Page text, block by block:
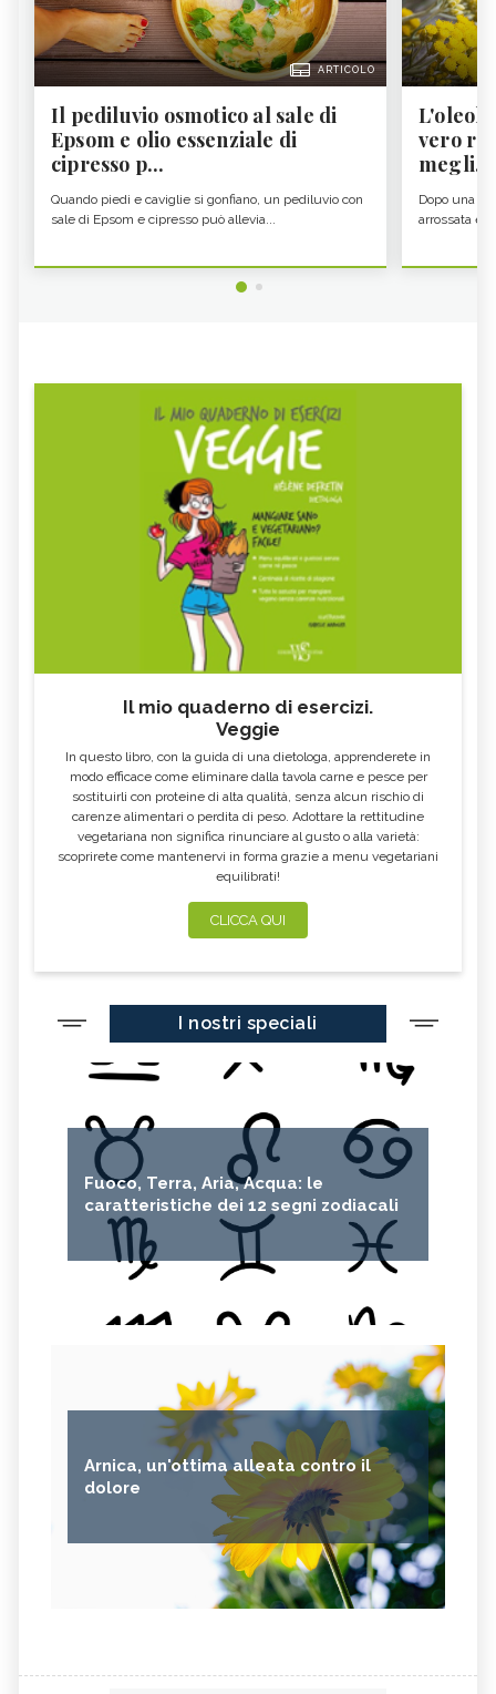
ARTICOLO
Il pediluvio osmotico al sale di
Epsom e olio essenziale di
cipresso p...
Quando piedi e caviglie si gonfiano, un pediluvio con
sale di Epsom e cipresso può allevia...
vero re
megli...
Dopo una
arrossata e
Il mio quaderno di esercizi.
Veggie
In questo libro, con la guida di una dietologa, apprenderete in
modo efficace come eliminare dalla tavola carne e pesce per
sostituirli con proteine di alta qualità, senza alcun rischio di
carenze alimentari o perdita di peso. Adottare la rettitudine
vegetariana non significa rinunciare al gusto o alla varietà:
scoprirete come mantenervi in forma grazie a menu vegetariani
equilibrati!
CLICCA QUI
I nostri speciali
Fuoco, Terra, Aria, Acqua: le
caratteristiche dei 12 segni zodiacali
Arnica, un'ottima alleata contro il
dolore